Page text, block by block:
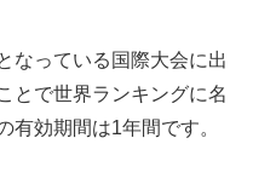
なっている国際大会に出
とで世界ランキングに名
有効期間は1年間です。